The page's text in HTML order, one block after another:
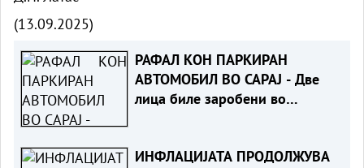
(13.09.2025)
РАФАЛ КОН ПАРКИРАН
АВТОМОБИЛ ВО САРАЈ - Две
лица биле заробени во
ИНФЛАЦИЈАТА ПРОДОЛЖУВА